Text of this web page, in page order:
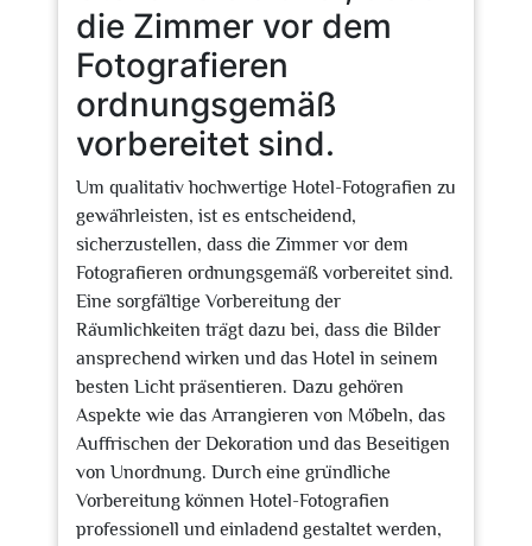
die Zimmer vor dem
Fotografieren
ordnungsgemäß
vorbereitet sind.
Um qualitativ hochwertige Hotel-Fotografien zu
gewährleisten, ist es entscheidend,
sicherzustellen, dass die Zimmer vor dem
Fotografieren ordnungsgemäß vorbereitet sind.
Eine sorgfältige Vorbereitung der
Räumlichkeiten trägt dazu bei, dass die Bilder
ansprechend wirken und das Hotel in seinem
besten Licht präsentieren. Dazu gehören
Aspekte wie das Arrangieren von Möbeln, das
Auffrischen der Dekoration und das Beseitigen
von Unordnung. Durch eine gründliche
Vorbereitung können Hotel-Fotografien
professionell und einladend gestaltet werden,